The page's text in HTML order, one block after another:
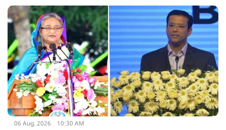
यहां तक गंभीर हैं कि बच्चों के पास ऑनलाइन फूड नहीं जा पा रहा है. ऐसी
स्थिति में राहुल गांधी वहां नहीं पहुंच रहे हैं.
06 Aug, 2026 10:30 AM